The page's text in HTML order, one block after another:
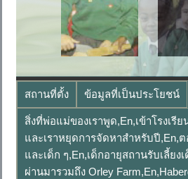
สถานที่ตั้ง ข้อมูลที่เป็นประโยชน์
สิ่งที่พ่อแม่ของเราพูด,en,เข้าโรงเ
และเราหยุดการจัดหาสำหรับปี,en,
และเด็ก ๆ,en,เด็กอายุสถานรับเลี้ย
ผ่านมารวมถึง Orley